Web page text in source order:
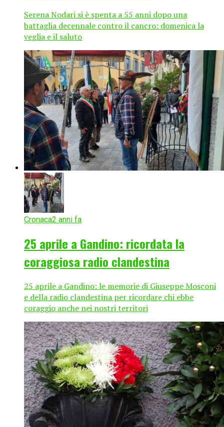
Serena Nodari si è spenta a 55 anni dopo una
battaglia decennale contro il cancro: domenica la
veglia e il saluto
Cronaca2 anni fa
25 aprile a Gandino: ricordata la
coraggiosa radio clandestina
25 aprile a Gandino: le memorie di Giuseppe Mosconi
e della radio clandestina per ricordare chi ebbe
coraggio anche nei nostri territori